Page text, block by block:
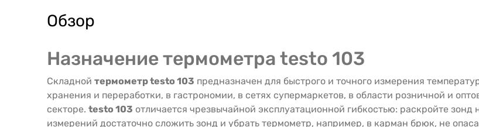
Обзор
Назначение термометра testo 103
Складной термометр testo 103 предназначен для быстрого и точного измерения
хранения и переработки, в гастрономии, в сетях супермаркетов, в области розничной и
секторе. testo 103 отличается чрезвычайной эксплуатационной гибкостью: раскройте
измерений достаточно сложить зонд и убрать термометр, например, в карман брюк, не